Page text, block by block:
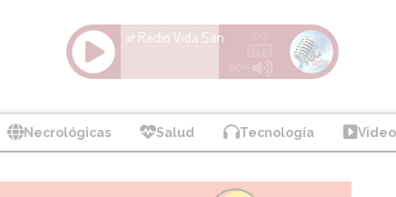
Necrológicas Salud Tecnología